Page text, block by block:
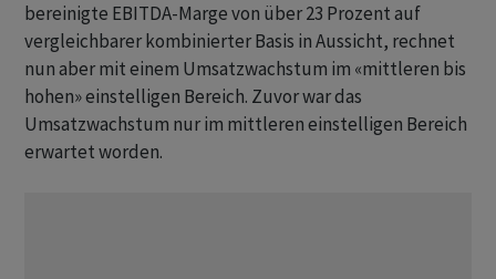
bereinigte EBITDA-Marge von über 23 Prozent auf
vergleichbarer kombinierter Basis in Aussicht, rechnet
nun aber mit einem Umsatzwachstum im «mittleren bis
hohen» einstelligen Bereich. Zuvor war das
Umsatzwachstum nur im mittleren einstelligen Bereich
erwartet worden.